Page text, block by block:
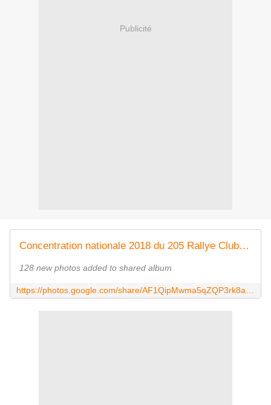
Publicité
Concentration nationale 2018 du 205 Rallye Club de France
128 new photos added to shared album